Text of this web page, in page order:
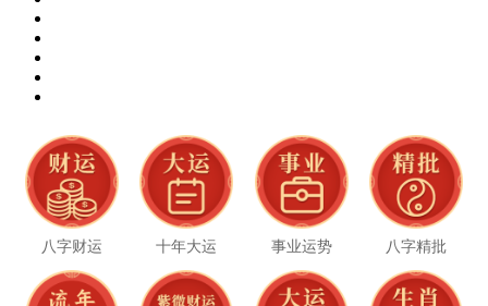
八字财运 十年大运 事业运势 八字精批